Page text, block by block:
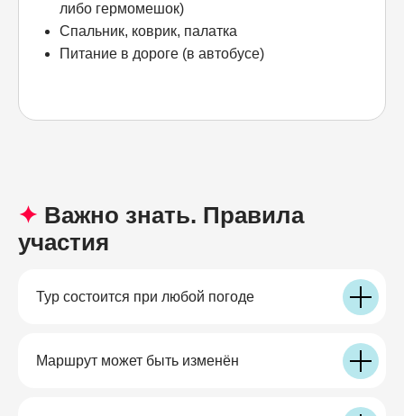
либо гермомешок)
Спальник, коврик, палатка
Питание в дороге (в автобусе)
✦ Важно знать. Правила
участия
Тур состоится при любой погоде
Маршрут может быть изменён